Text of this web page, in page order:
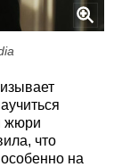
жюри
что
на